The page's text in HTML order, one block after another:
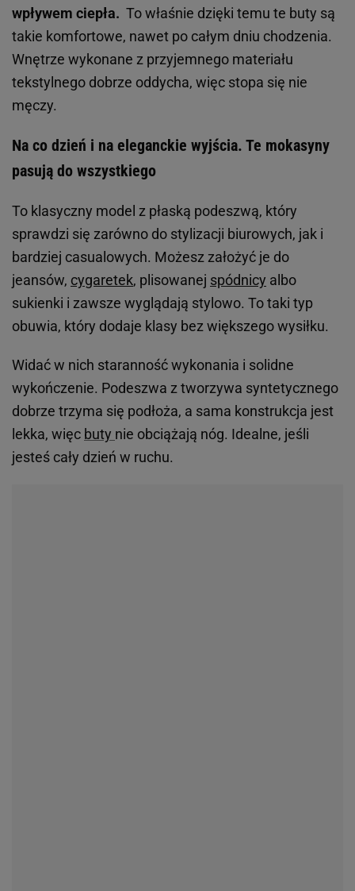
wpływem ciepła. To właśnie dzięki temu te buty są
takie komfortowe, nawet po całym dniu chodzenia.
Wnętrze wykonane z przyjemnego materiału
tekstylnego dobrze oddycha, więc stopa się nie
męczy.
Na co dzień i na eleganckie wyjścia. Te mokasyny
pasują do wszystkiego
To klasyczny model z płaską podeszwą, który
sprawdzi się zarówno do stylizacji biurowych, jak i
bardziej casualowych. Możesz założyć je do
jeansów, cygaretek, plisowanej spódnicy albo
sukienki i zawsze wyglądają stylowo. To taki typ
obuwia, który dodaje klasy bez większego wysiłku.
Widać w nich staranność wykonania i solidne
wykończenie. Podeszwa z tworzywa syntetycznego
dobrze trzyma się podłoża, a sama konstrukcja jest
lekka, więc buty nie obciążają nóg. Idealne, jeśli
jesteś cały dzień w ruchu.